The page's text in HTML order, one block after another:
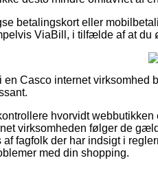
betalingskort eller
ViaBill, i tilfælde af at du
Casco internet virksomhed
hvorvidt
virksomheden følger de
fagfolk der har indsigt i
med din shopping.